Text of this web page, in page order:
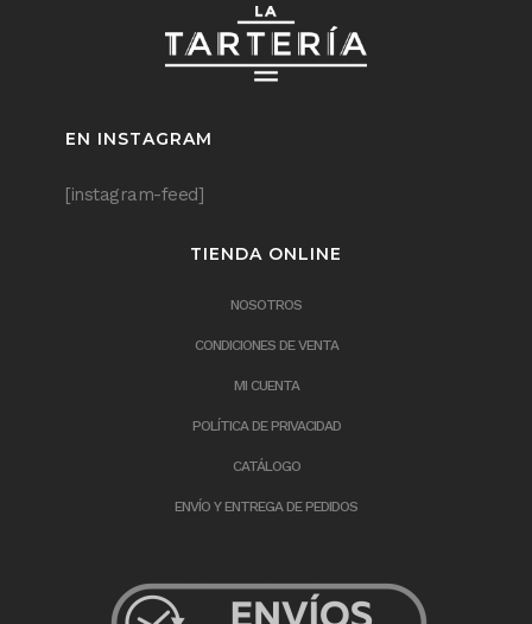
EN INSTAGRAM
[instagram-feed]
TIENDA ONLINE
NOSOTROS
CONDICIONES DE VENTA
MI CUENTA
POLÍTICA DE PRIVACIDAD
CATÁLOGO
ENVÍO Y ENTREGA DE PEDIDOS